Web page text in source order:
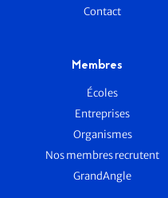
Contact
Membres
Écoles
Entreprises
Organismes
Nos membres recrutent
GrandAngle